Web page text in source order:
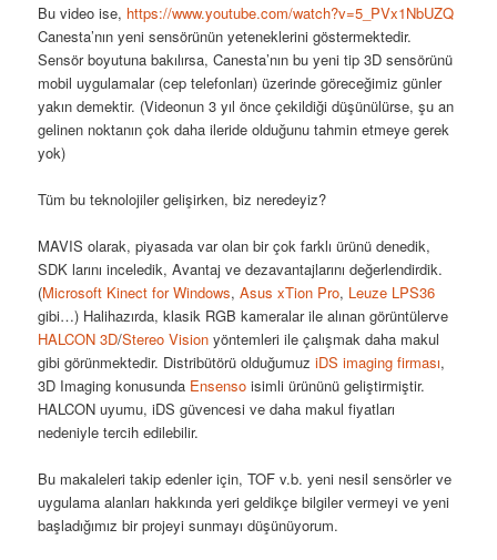
Bu video ise, https://www.youtube.com/watch?v=5_PVx1NbUZQ
Canesta’nın yeni sensörünün yeteneklerini göstermektedir.
Sensör boyutuna bakılırsa, Canesta’nın bu yeni tip 3D sensörünü
mobil uygulamalar (cep telefonları) üzerinde göreceğimiz günler
yakın demektir. (Videonun 3 yıl önce çekildiği düşünülürse, şu an
gelinen noktanın çok daha ileride olduğunu tahmin etmeye gerek
yok)
Tüm bu teknolojiler gelişirken, biz neredeyiz?
MAVIS olarak, piyasada var olan bir çok farklı ürünü denedik,
SDK larını inceledik, Avantaj ve dezavantajlarını değerlendirdik.
(Microsoft Kinect for Windows,Asus xTion Pro, Leuze LPS36
gibi…) Halihazırda, klasik RGB kameralar ile alınan görüntülerve
HALCON 3D/Stereo Vision yöntemleri ile çalışmak daha makul
gibi görünmektedir. Distribütörü olduğumuziDS imaging firması,
3D Imaging konusunda Ensenso isimli ürününü geliştirmiştir.
HALCON uyumu, iDS güvencesi ve daha makul fiyatları
nedeniyle tercih edilebilir.
Bu makaleleri takip edenler için, TOF v.b. yeni nesil sensörler ve
uygulama alanları hakkında yeri geldikçe bilgiler vermeyi ve yeni
başladığımız bir projeyi sunmayı düşünüyorum.